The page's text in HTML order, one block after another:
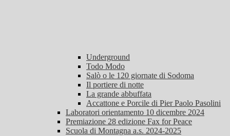
Underground
Todo Modo
Salò o le 120 giornate di Sodoma
Il portiere di notte
La grande abbuffata
Accattone e Porcile di Pier Paolo Pasolini
Laboratori orientamento 10 dicembre 2024
Premiazione 28 edizione Fax for Peace
Scuola di Montagna a.s. 2024-2025